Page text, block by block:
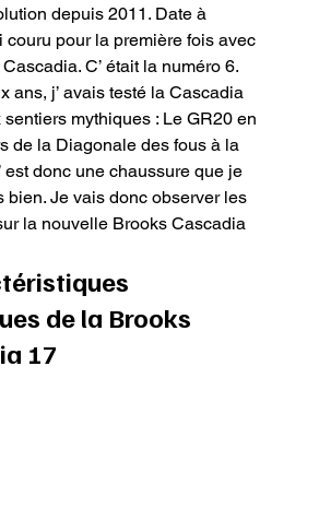
depuis 2011. Date à
couru pour la première fois avec
C’ était la numéro 6.
ans, j’ avais testé la Cascadia
sentiers mythiques : Le GR20 en
de la Diagonale des fous à la
est donc une chaussure que je
bien. Je vais donc observer les
la nouvelle Brooks Cascadia
de la Brooks
17